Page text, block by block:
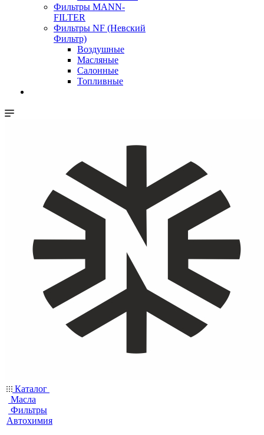
Фильтры MANN-
FILTER
Фильтры NF (Невский
Фильтр)
Воздушные
Масляные
Салонные
Топливные
Каталог
Масла
Фильтры
Автохимия